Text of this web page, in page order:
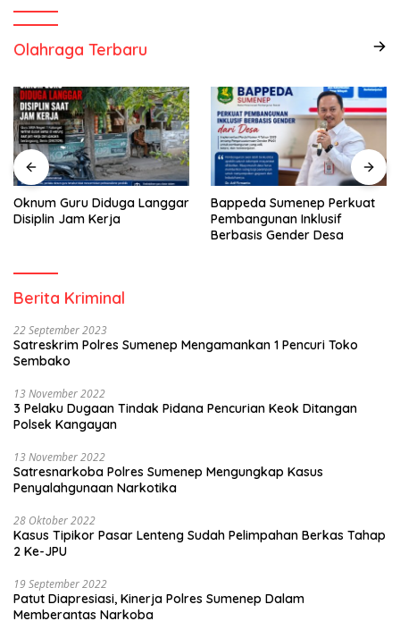
Olahraga Terbaru
Oknum Guru Diduga Langgar
Disiplin Jam Kerja
Bappeda Sumenep Perkuat
Pembangunan Inklusif
Berbasis Gender Desa
Berita Kriminal
22 September 2023
Satreskrim Polres Sumenep Mengamankan 1 Pencuri Toko
Sembako
13 November 2022
3 Pelaku Dugaan Tindak Pidana Pencurian Keok Ditangan
Polsek Kangayan
13 November 2022
Satresnarkoba Polres Sumenep Mengungkap Kasus
Penyalahgunaan Narkotika
28 Oktober 2022
Kasus Tipikor Pasar Lenteng Sudah Pelimpahan Berkas Tahap
2 Ke-JPU
19 September 2022
Patut Diapresiasi, Kinerja Polres Sumenep Dalam
Memberantas Narkoba